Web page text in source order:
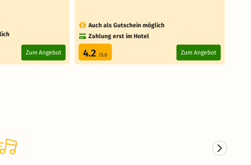
Zum Angebot
Auch als Gutschein möglich
Zahlung erst im Hotel
4.2 /5.0 Zum Angebot